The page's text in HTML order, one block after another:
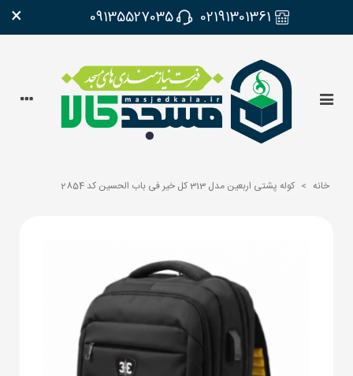
02191301361
09135527035
×
خانه > کوله پشتی اربعین مدل 313 کل خیر فی باب الحسین کد 2854